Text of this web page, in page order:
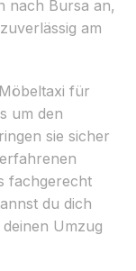
nach Bursa an,
am
für
um den
sie sicher
fachgerecht
du dich
Umzug